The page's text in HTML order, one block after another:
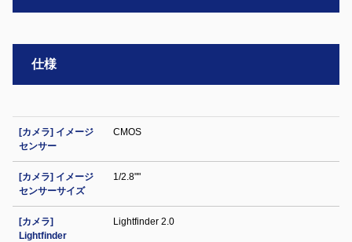
仕様
[カメラ] イメージ
センサー
CMOS
[カメラ] イメージ
センサーサイズ
1/2.8""
[カメラ]
Lightfinder
Lightfinder 2.0